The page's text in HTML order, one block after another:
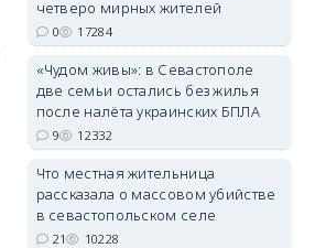
erid: 2SDnjdvhGXG
четверо мирных жителей
0 17284
«Чудом живы»: в Севастополе
две семьи остались без жилья
после налёта украинских БПЛА
9 12332
Что местная жительница
рассказала о массовом убийстве
в севастопольском селе
21 10228